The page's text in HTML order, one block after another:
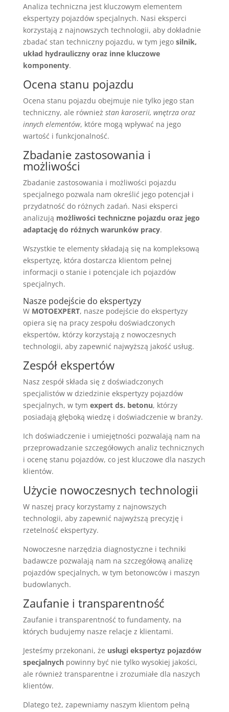
Analiza techniczna jest kluczowym elementem
ekspertyzy pojazdów specjalnych. Nasi eksperci
korzystają z najnowszych technologii, aby dokładnie
zbadać stan techniczny pojazdu, w tym jego silnik,
układ hydrauliczny oraz inne kluczowe
komponenty.
Ocena stanu pojazdu
Ocena stanu pojazdu obejmuje nie tylko jego stan
techniczny, ale również stan karoserii, wnętrza oraz
innych elementów, które mogą wpływać na jego
wartość i funkcjonalność.
Zbadanie zastosowania i
możliwości
Zbadanie zastosowania i możliwości pojazdu
specjalnego pozwala nam określić jego potencjał i
przydatność do różnych zadań. Nasi eksperci
analizują możliwości techniczne pojazdu oraz jego
adaptację do różnych warunków pracy.
Wszystkie te elementy składają się na kompleksową
ekspertyzę, która dostarcza klientom pełnej
informacji o stanie i potencjale ich pojazdów
specjalnych.
Nasze podejście do ekspertyzy
W MOTOEXPERT, nasze podejście do ekspertyzy
opiera się na pracy zespołu doświadczonych
ekspertów, którzy korzystają z nowoczesnych
technologii, aby zapewnić najwyższą jakość usług.
Zespół ekspertów
Nasz zespół składa się z doświadczonych
specjalistów w dziedzinie ekspertyzy pojazdów
specjalnych, w tym expert ds. betonu, którzy
posiadają głęboką wiedzę i doświadczenie w branży.
Ich doświadczenie i umiejętności pozwalają nam na
przeprowadzanie szczegółowych analiz technicznych
i ocenę stanu pojazdów, co jest kluczowe dla naszych
klientów.
Użycie nowoczesnych technologii
W naszej pracy korzystamy z najnowszych
technologii, aby zapewnić najwyższą precyzję i
rzetelność ekspertyzy.
Nowoczesne narzędzia diagnostyczne i techniki
badawcze pozwalają nam na szczegółową analizę
pojazdów specjalnych, w tym betonowców i maszyn
budowlanych.
Zaufanie i transparentność
Zaufanie i transparentność to fundamenty, na
których budujemy nasze relacje z klientami.
Jesteśmy przekonani, że usługi ekspertyz pojazdów
specjalnychpowinny być nie tylko wysokiej jakości,
ale również transparentne i zrozumiałe dla naszych
klientów.
Dlatego też, zapewniamy naszym klientom pełną